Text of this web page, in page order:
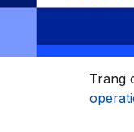
Trang